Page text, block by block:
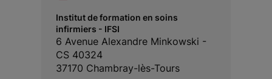
Institut de formation en soins
infirmiers - IFSI
6 Avenue Alexandre Minkowski -
CS 40324
37170 Chambray-lès-Tours